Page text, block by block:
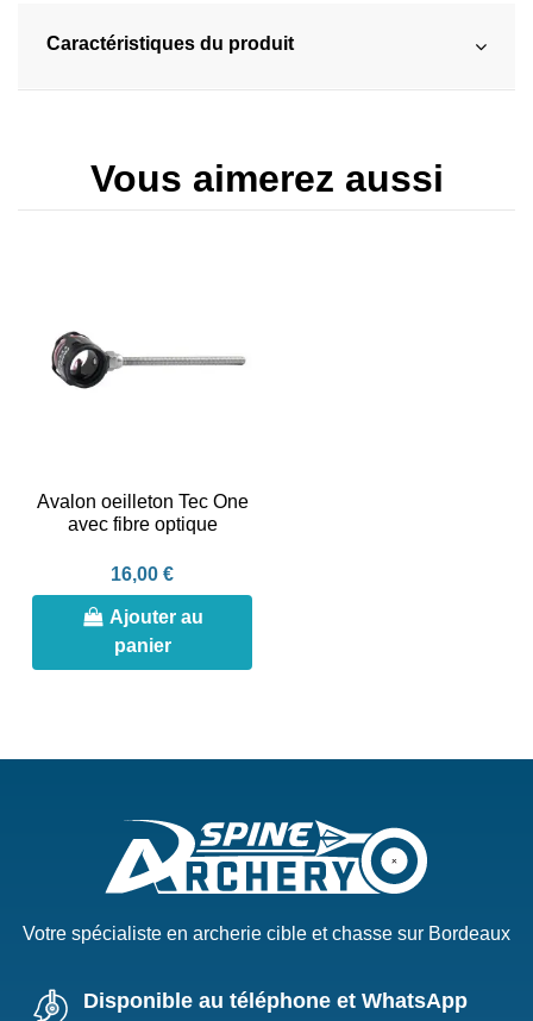
Caractéristiques du produit
Vous aimerez aussi
Avalon oeilleton Tec One
avec fibre optique
16,00 €
Ajouter au
panier
Votre spécialiste en archerie cible et chasse sur Bordeaux
Disponible au téléphone et WhatsApp